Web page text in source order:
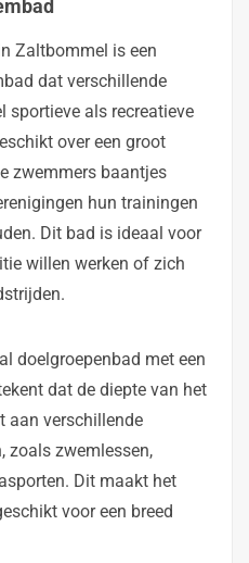
Zaltbommel is een
dat verschillende
als recreatieve
over een groot
zwemmers baantjes
hun trainingen
Dit bad is ideaal voor
willen werken of zich
doelgroepenbad met een
dat de diepte van het
aan verschillende
zoals zwemlessen,
Dit maakt het
voor een breed